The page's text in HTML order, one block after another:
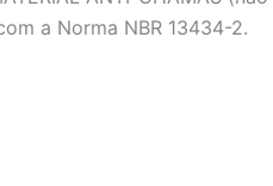
a Norma NBR 13434-2.